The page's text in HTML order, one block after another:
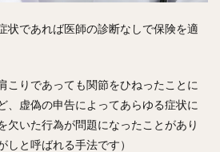
状であれば医師の診断なしで保険を適
こりであっても関節をひねったことに
、虚偽の申告によってあらゆる症状に
欠いた行為が問題になったことがあり
しと呼ばれる手法です）